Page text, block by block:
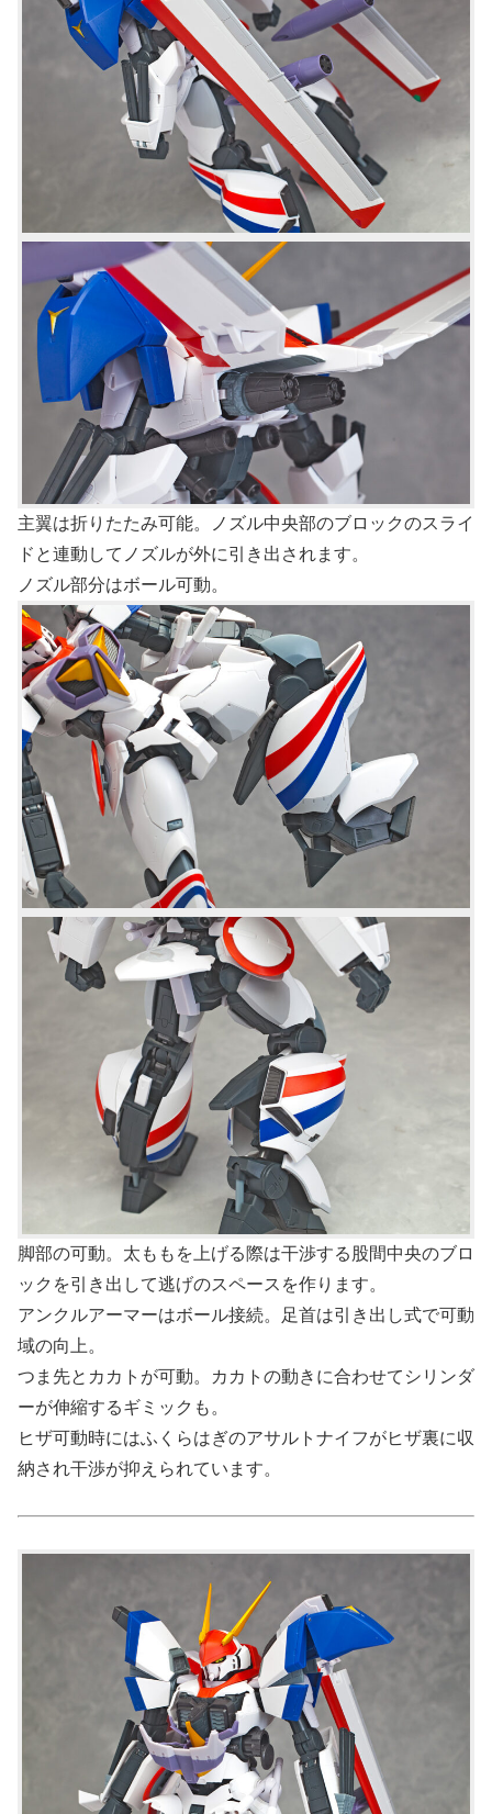
主翼は折りたたみ可能。ノズル中央部のブロックのスライ
ドと連動してノズルが外に引き出されます。
ノズル部分はボール可動。
脚部の可動。太ももを上げる際は干渉する股間中央のブロ
ックを引き出して逃げのスペースを作ります。
アンクルアーマーはボール接続。足首は引き出し式で可動
域の向上。
つま先とカカトが可動。カカトの動きに合わせてシリンダ
ーが伸縮するギミックも。
ヒザ可動時にはふくらはぎのアサルトナイフがヒザ裏に収
納され干渉が抑えられています。